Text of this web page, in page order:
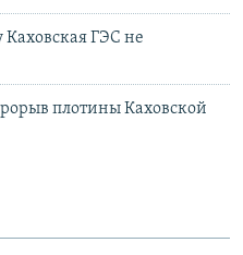
ГЭС не
плотины Каховской